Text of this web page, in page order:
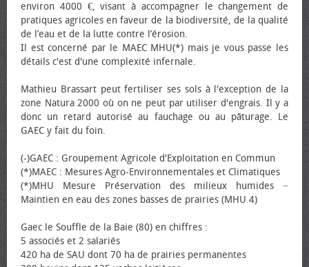
environ 4000 €, visant à accompagner le changement de
pratiques agricoles en faveur de la biodiversité, de la qualité
de l’eau et de la lutte contre l’érosion.
Il est concerné par le MAEC MHU(*) mais je vous passe les
détails c'est d'une complexité infernale.
Mathieu Brassart peut fertiliser ses sols à l'exception de la
zone Natura 2000 où on ne peut par utiliser d'engrais. Il y a
donc un retard autorisé au fauchage ou au pâturage. Le
GAEC y fait du foin.
(-)GAEC : Groupement Agricole d'Exploitation en Commun
(*)MAEC : Mesures Agro-Environnementales et Climatiques
(*)MHU Mesure Préservation des milieux humides −
Maintien en eau des zones basses de prairies (MHU 4)
Gaec le Souffle de la Baie (80) en chiffres :
5 associés et 2 salariés
420 ha de SAU dont 70 ha de prairies permanentes